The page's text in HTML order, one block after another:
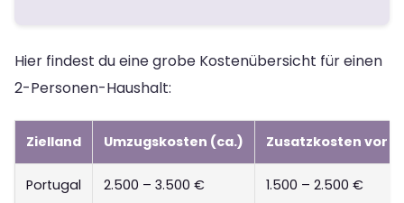
Hier findest du eine grobe Kostenübersicht für einen
2-Personen-Haushalt:
Zielland Umzugskosten (ca.) Zusatzkosten vor
Portugal 2.500 – 3.500 € 1.500 – 2.500 €